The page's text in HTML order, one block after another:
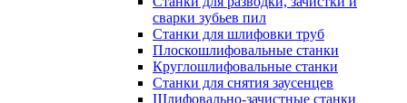
сварки зубьев пил
Станки для шлифовки труб
Плоскошлифовальные станки
Круглошлифовальные станки
Станки для снятия заусенцев
Шлифовально-зачистные станки